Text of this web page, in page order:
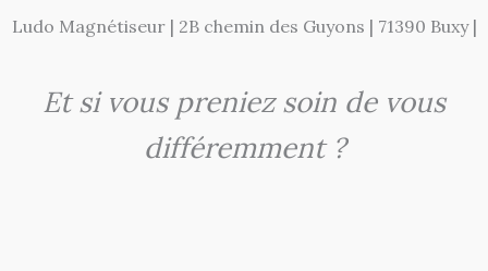
Ludo Magnétiseur | 2B chemin des Guyons | 71390 Buxy |
Et si vous preniez soin de vous
différemment ?